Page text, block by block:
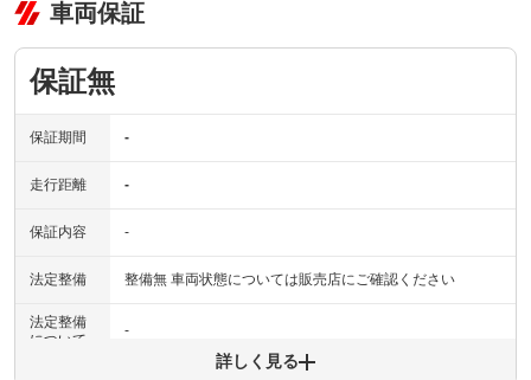
車両保証
保証無
保証期間 -
走行距離 -
保証内容 -
法定整備 整備無 車両状態については販売店にご確認ください
法定整備
について
-
詳しく見る